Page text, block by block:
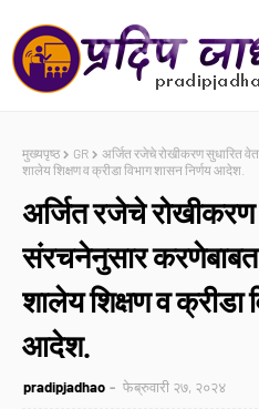
मुख्यपृष्ठ GR
अर्जित रजेचे रोखीकरण सुधारित
शालेय शिक्षण व क्रीडा विभाग शासन निर्णय आदेश.
अर्जित रजेचे
संरचनेनुसार करणेबाबत
शालेय शिक्षण व क्रीडा
आदेश.
pradipjadhao फेब्रुवारी २७, २०२४